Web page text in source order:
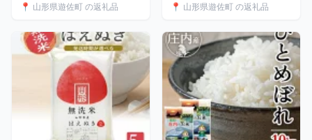
📍 山形県遊佐町 の返礼品
北 遊佐町 ブランド米
📍 山形県遊佐町 の返礼品